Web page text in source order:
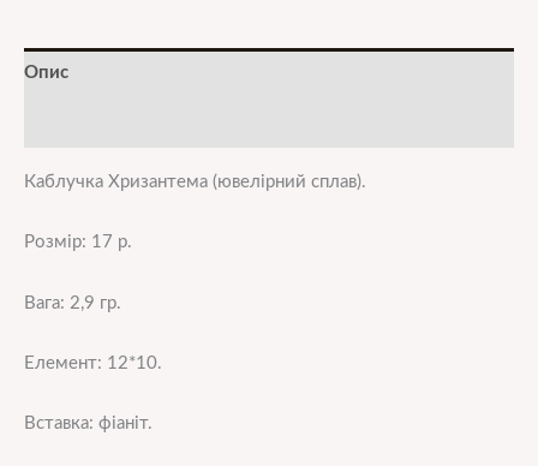
Опис
Каблучка Хризантема (ювелірний сплав).
Розмір: 17 р.
Вага: 2,9 гр.
Елемент: 12*10.
Вставка: фіаніт.